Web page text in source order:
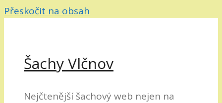
Přeskočit na obsah
Šachy Vlčnov
Nejčtenější šachový web nejen na